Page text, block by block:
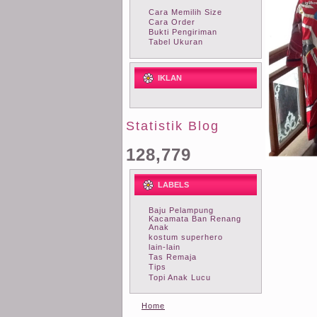
Cara Memilih Size
Cara Order
Bukti Pengiriman
Tabel Ukuran
IKLAN
Statistik Blog
128,779
LABELS
Baju Pelampung
Kacamata Ban Renang
Anak
kostum superhero
lain-lain
Tas Remaja
Tips
Topi Anak Lucu
Home